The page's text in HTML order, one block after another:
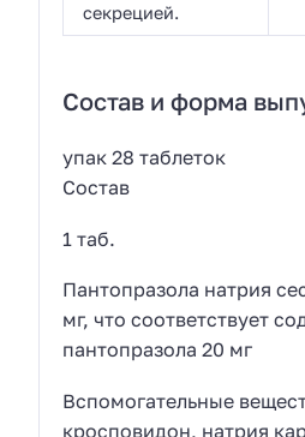
секрецией.
Состав и форма
упак 28 таблеток
Состав
1 таб.
Пантопразола натрия
мг, что соответствует
пантопразола 20 мг
Вспомогательные
кросповидон, натрия